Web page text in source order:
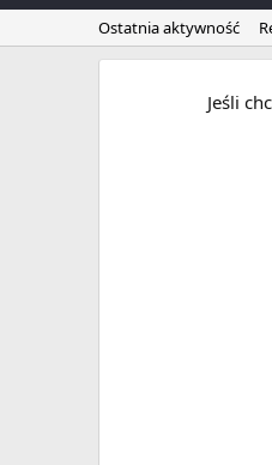
Ostatnia aktywność
Jeśli